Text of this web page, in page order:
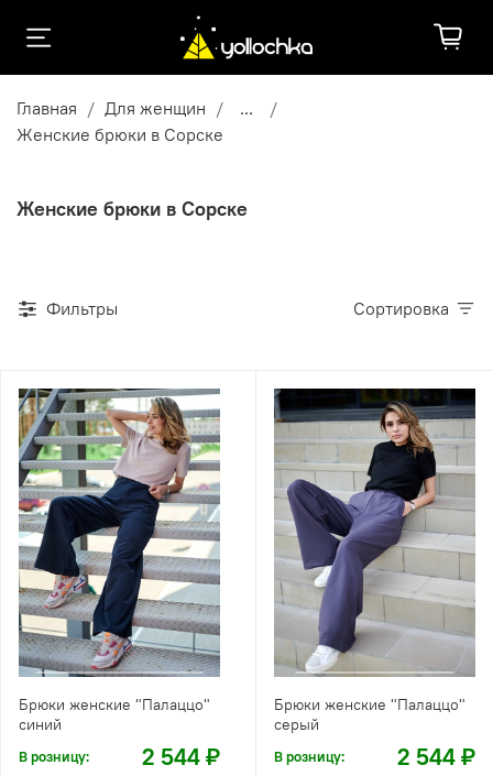
Главная Для женщин
...
Женские брюки в Сорске
Женские брюки в Сорске
Фильтры Сортировка
Брюки женские "Палаццо"
синий
В розницу: 2 544 ₽
Брюки женские "Палаццо"
серый
В розницу: 2 544 ₽